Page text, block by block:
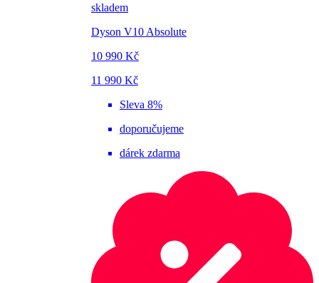
skladem
Dyson V10 Absolute
10 990 Kč
11 990 Kč
Sleva 8%
doporučujeme
dárek zdarma